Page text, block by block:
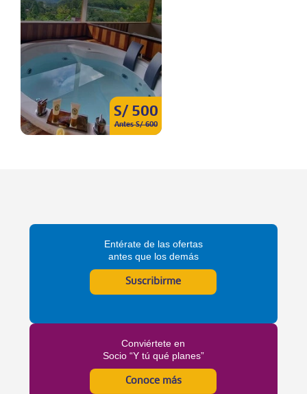
S/ 500
Antes S/ 600
Entérate de las ofertas
antes que los demás
Suscribirme
Conviértete en
Socio “Y tú qué planes”
Conoce más